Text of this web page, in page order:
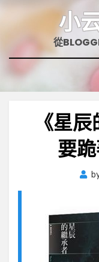
小
從
《星
要